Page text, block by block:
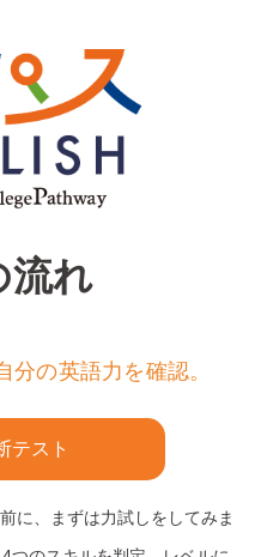
流れ
の英語力を確認。
テスト
に、まずは力試しをしてみま